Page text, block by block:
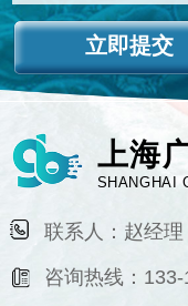
上海
SHANGHAI
联系人：赵经理
咨询热线：